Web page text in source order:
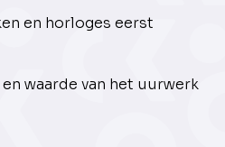
en horloges eerst
waarde van het uurwerk